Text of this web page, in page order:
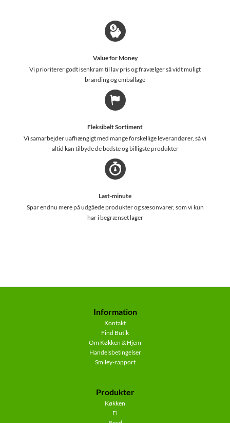
Value for Money
Vi prioriterer godt isenkram til lav pris og fravælger så vidt muligt
branding og emballage
Fleksibelt Sortiment
Vi samarbejder uafhængigt med mange forskellige leverandører, så vi
altid kan tilbyde de bedste og billigste produkter
Last-minute
Spar endnu mere på udgåede produkter og sæsonvarer, som vi kun
har i begrænset lager
Information
Kontakt
Find Butik
Om Køkken & Hjem
Handelsbetingelser
Smiley-rapport
Produkter
Køkken
El